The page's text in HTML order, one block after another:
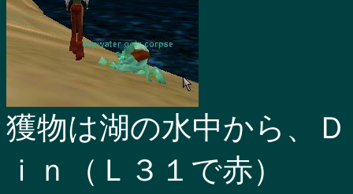
獲物は湖の水中から、
ｉｎ（Ｌ３１で赤）